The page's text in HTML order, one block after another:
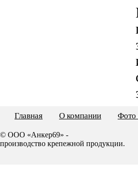
Главная О компании Фото
© ООО «Анкер69» -
производство крепежной продукции.